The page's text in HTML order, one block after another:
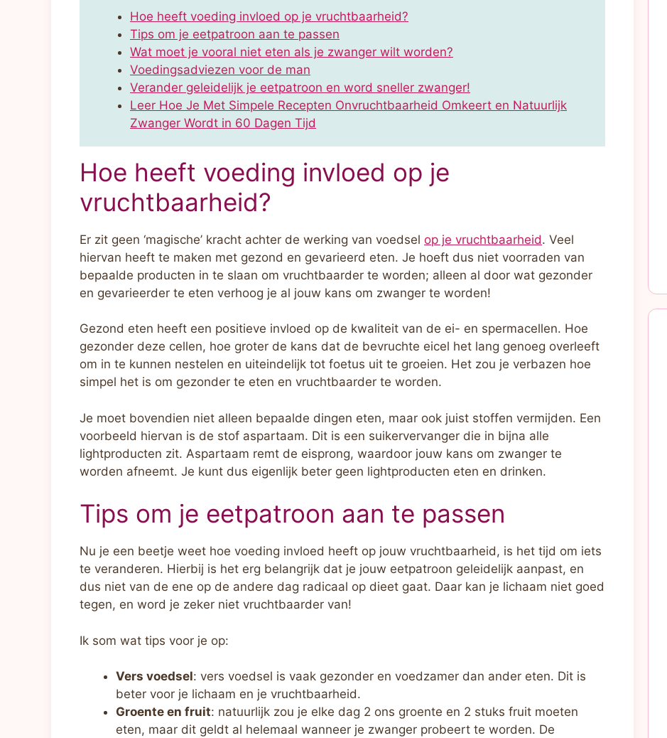
Hoe heeft voeding invloed op je vruchtbaarheid?
Tips om je eetpatroon aan te passen
Wat moet je vooral niet eten als je zwanger wilt worden?
Voedingsadviezen voor de man
Verander geleidelijk je eetpatroon en word sneller zwanger!
Leer Hoe Je Met Simpele Recepten Onvruchtbaarheid Omkeert en Natuurlijk
Zwanger Wordt in 60 Dagen Tijd
Hoe heeft voeding invloed op je
vruchtbaarheid?
Er zit geen ‘magische’ kracht achter de werking van voedsel op je vruchtbaarheid. Veel
hiervan heeft te maken met gezond en gevarieerd eten. Je hoeft dus niet voorraden van
bepaalde producten in te slaan om vruchtbaarder te worden; alleen al door wat gezonder
en gevarieerder te eten verhoog je al jouw kans om zwanger te worden!
Gezond eten heeft een positieve invloed op de kwaliteit van de ei- en spermacellen. Hoe
gezonder deze cellen, hoe groter de kans dat de bevruchte eicel het lang genoeg overleeft
om in te kunnen nestelen en uiteindelijk tot foetus uit te groeien. Het zou je verbazen hoe
simpel het is om gezonder te eten en vruchtbaarder te worden.
Je moet bovendien niet alleen bepaalde dingen eten, maar ook juist stoffen vermijden. Een
voorbeeld hiervan is de stof aspartaam. Dit is een suikervervanger die in bijna alle
lightproducten zit. Aspartaam remt de eisprong, waardoor jouw kans om zwanger te
worden afneemt. Je kunt dus eigenlijk beter geen lightproducten eten en drinken.
Tips om je eetpatroon aan te passen
Nu je een beetje weet hoe voeding invloed heeft op jouw vruchtbaarheid, is het tijd om iets
te veranderen. Hierbij is het erg belangrijk dat je jouw eetpatroon geleidelijk aanpast, en
dus niet van de ene op de andere dag radicaal op dieet gaat. Daar kan je lichaam niet goed
tegen, en word je zeker niet vruchtbaarder van!
Ik som wat tips voor je op:
Vers voedsel: vers voedsel is vaak gezonder en voedzamer dan ander eten. Dit is
beter voor je lichaam en je vruchtbaarheid.
Groente en fruit: natuurlijk zou je elke dag 2 ons groente en 2 stuks fruit moeten
eten, maar dit geldt al helemaal wanneer je zwanger probeert te worden. De